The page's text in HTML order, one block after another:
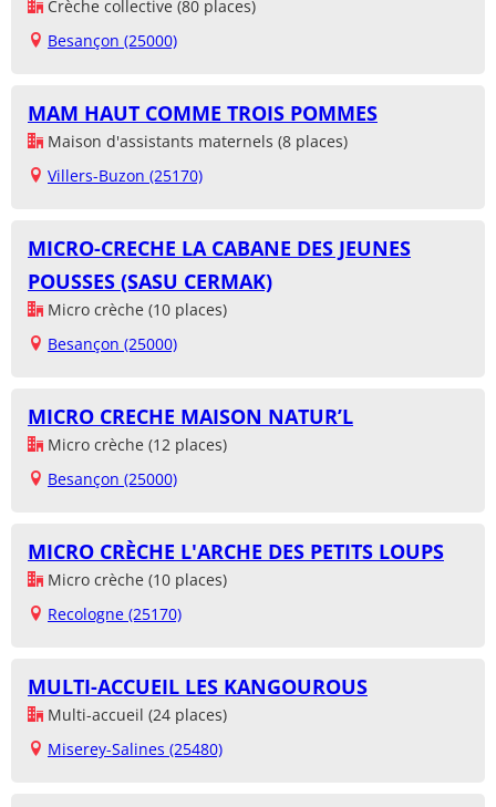
Crèche collective (80 places)
Besançon (25000)
MAM HAUT COMME TROIS POMMES
Maison d'assistants maternels (8 places)
Villers-Buzon (25170)
MICRO-CRECHE LA CABANE DES JEUNES
POUSSES (SASU CERMAK)
Micro crèche (10 places)
Besançon (25000)
MICRO CRECHE MAISON NATUR’L
Micro crèche (12 places)
Besançon (25000)
MICRO CRÈCHE L'ARCHE DES PETITS LOUPS
Micro crèche (10 places)
Recologne (25170)
MULTI-ACCUEIL LES KANGOUROUS
Multi-accueil (24 places)
Miserey-Salines (25480)